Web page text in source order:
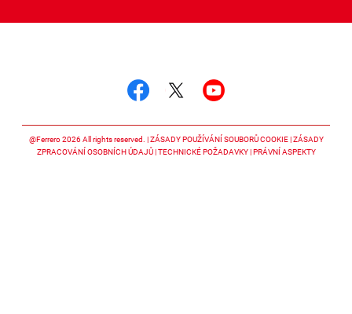
@Ferrero 2026 All rights reserved. ZÁSADY POUŽÍVÁNÍ SOUBORŮ COOKIE ZÁSADY
ZPRACOVÁNÍ OSOBNÍCH ÚDAJŮ TECHNICKÉ POŽADAVKY PRÁVNÍ ASPEKTY